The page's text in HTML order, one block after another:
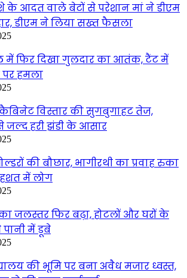
के आदत वाले बेटों से परेशान मां ने डीएम
डीएम ने लिया सख्त फैसला
में फिर दिखा गुलदार का आतंक, टैंट में
हमला
विस्तार की सुगबुगाहट तेज,
जल्द हरी झंडी के आसार
की बौछार, भागीरथी का प्रवाह रुका
में लोग
जलस्तर फिर बढ़ा, होटलों और घरों के
में डूबे
की भूमि पर बना अवैध मजार ध्वस्त,